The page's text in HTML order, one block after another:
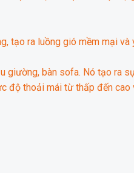
tạo ra luồng gió mềm mại và
giường, bàn sofa. Nó tạo ra
độ thoải mái từ thấp đến